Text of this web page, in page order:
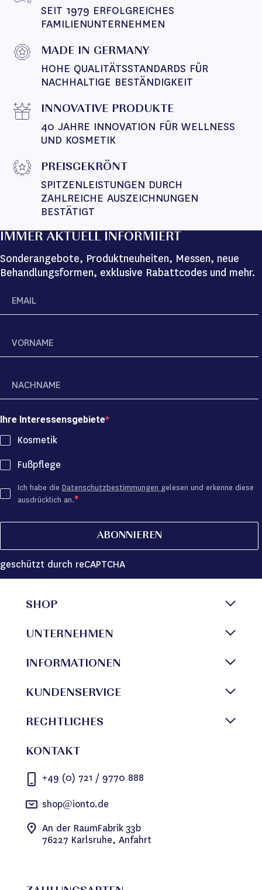
SEIT 1979 ERFOLGREICHES
FAMILIENUNTERNEHMEN
MADE IN GERMANY
HOHE QUALITÄTSSTANDARDS FÜR
NACHHALTIGE BESTÄNDIGKEIT
INNOVATIVE PRODUKTE
40 JAHRE INNOVATION FÜR WELLNESS
UND KOSMETIK
PREISGEKRÖNT
SPITZENLEISTUNGEN DURCH
ZAHLREICHE AUSZEICHNUNGEN
BESTÄTIGT
IMMER AKTUELL INFORMIERT
Sonderangebote, Produktneuheiten, Messen, neue
Behandlungsformen, exklusive Rabattcodes und mehr.
Ihre Interessensgebiete
Kosmetik
Fußpflege
Ich habe die Datenschutzbestimmungen gelesen und erkenne diese
ausdrücklich an.
ABONNIEREN
geschützt durch reCAPTCHA
SHOP
UNTERNEHMEN
INFORMATIONEN
KUNDENSERVICE
RECHTLICHES
KONTAKT
+49 (0) 721 / 9770 888
shop@ionto.de
An der RaumFabrik 33b
76227 Karlsruhe, Anfahrt